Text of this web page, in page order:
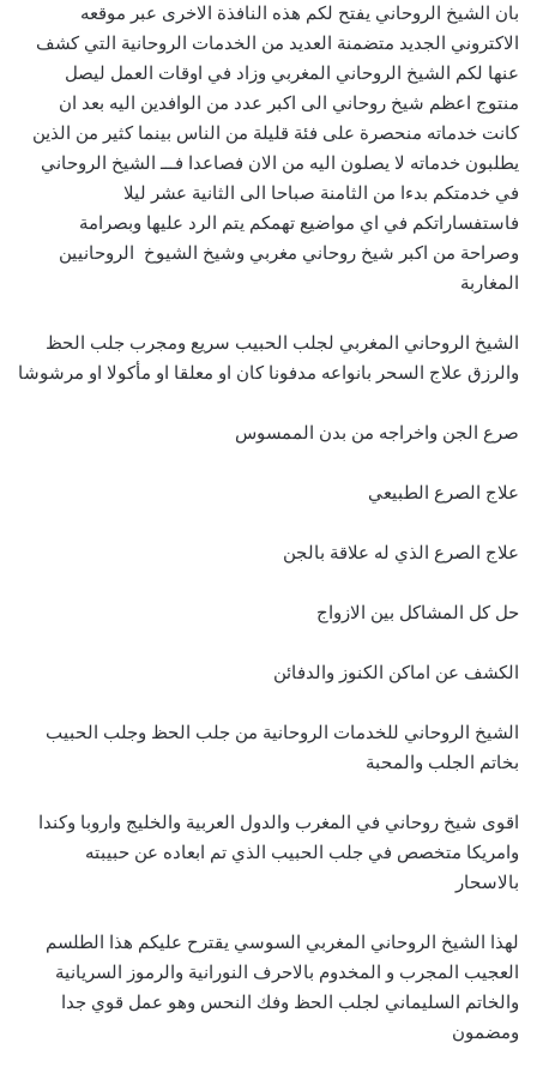
بان الشيخ الروحاني يفتح لكم هذه النافذة الاخرى عبر موقعه
الاكتروني الجديد متضمنة العديد من الخدمات الروحانية التي كشف
عنها لكم الشيخ الروحاني المغربي وزاد في اوقات العمل ليصل
منتوج اعظم شيخ روحاني الى اكبر عدد من الوافدين اليه بعد ان
كانت خدماته منحصرة على فئة قليلة من الناس بينما كثير من الذين
يطلبون خدماته لا يصلون اليه من الان فصاعدا فـــ الشيخ الروحاني
في خدمتكم بدءا من الثامنة صباحا الى الثانية عشر ليلا
فاستفساراتكم في اي مواضيع تهمكم يتم الرد عليها وبصرامة
وصراحة من اكبر شيخ روحاني مغربي وشيخ الشيوخ الروحانيين
المغاربة
الشيخ الروحاني المغربي لجلب الحبيب سريع ومجرب جلب الحظ
والرزق علاج السحر بانواعه مدفونا كان او معلقا او مأكولا او مرشوشا
صرع الجن واخراجه من بدن الممسوس
علاج الصرع الطبيعي
علاج الصرع الذي له علاقة بالجن
حل كل المشاكل بين الازواج
الكشف عن اماكن الكنوز والدفائن
الشيخ الروحاني للخدمات الروحانية من جلب الحظ وجلب الحبيب
بخاتم الجلب والمحبة
اقوى شيخ روحاني في المغرب والدول العربية والخليج واروبا وكندا
وامريكا متخصص في جلب الحبيب الذي تم ابعاده عن حبيبته
بالاسحار
لهذا الشيخ الروحاني المغربي السوسي يقترح عليكم هذا الطلسم
العجيب المجرب و المخدوم بالاحرف النورانية والرموز السريانية
والخاتم السليماني لجلب الحظ وفك النحس وهو عمل قوي جدا
ومضمون